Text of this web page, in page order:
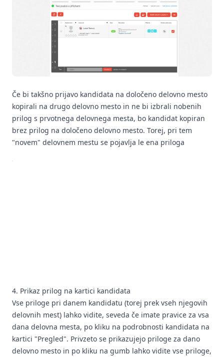
Če bi takšno prijavo kandidata na določeno delovno mesto
kopirali na drugo delovno mesto in ne bi izbrali nobenih
prilog s prvotnega delovnega mesta, bo kandidat kopiran
brez prilog na določeno delovno mesto. Torej, pri tem
"novem" delovnem mestu se pojavlja le ena priloga
4. Prikaz prilog na kartici kandidata
Vse priloge pri danem kandidatu (torej prek vseh njegovih
delovnih mest) lahko vidite, seveda če imate pravice za vsa
dana delovna mesta, po kliku na podrobnosti kandidata na
kartici "Pregled". Privzeto se prikazujejo priloge za dano
delovno mesto in po kliku na gumb lahko vidite vse priloge,